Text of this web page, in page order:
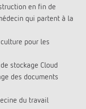
en fin de
qui partent à la
pour les
stockage Cloud
des documents
du travail